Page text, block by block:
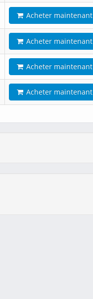
Acheter maintenant
Acheter maintenant
Acheter maintenant
Acheter maintenant